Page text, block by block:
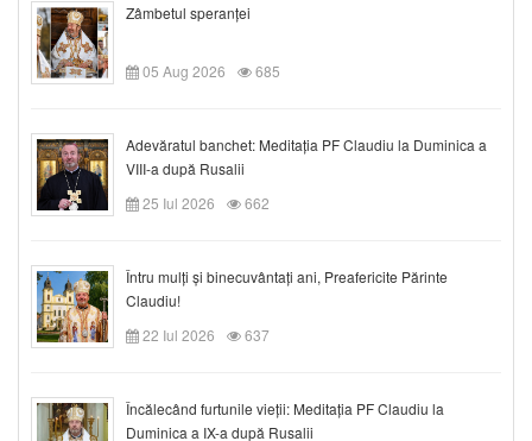
Zâmbetul speranței
05 Aug 2026 685
Adevăratul banchet: Meditația PF Claudiu la Duminica a
VIII-a după Rusalii
25 Iul 2026
662
Întru mulți și binecuvântați ani, Preafericite Părinte
Claudiu!
22 Iul 2026
637
Încălecând furtunile vieții: Meditația PF Claudiu la
Duminica a IX-a după Rusalii